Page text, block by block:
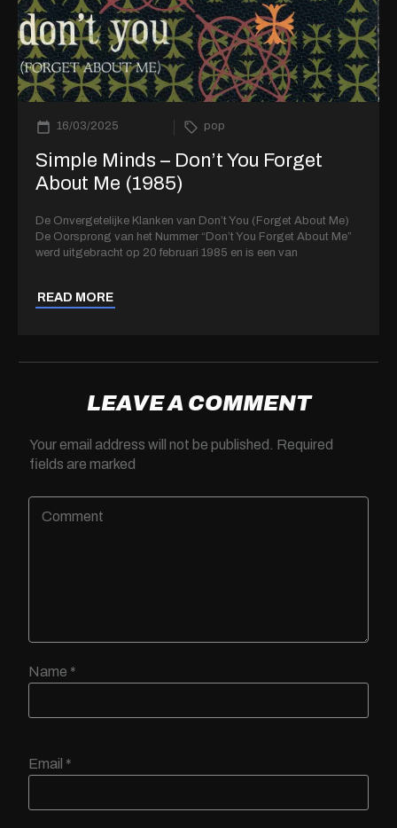
16/03/2025 pop
Simple Minds – Don’t You Forget
About Me (1985)
De Onvergetelijke Klanken van Don’t You (Forget About Me)
De Oorsprong van het Nummer “Don’t You Forget About Me”
werd uitgebracht op 20 februari 1985 en is een van
READ MORE
LEAVE A COMMENT
Your email address will not be published.
Required
fields are marked
Name *
Email *